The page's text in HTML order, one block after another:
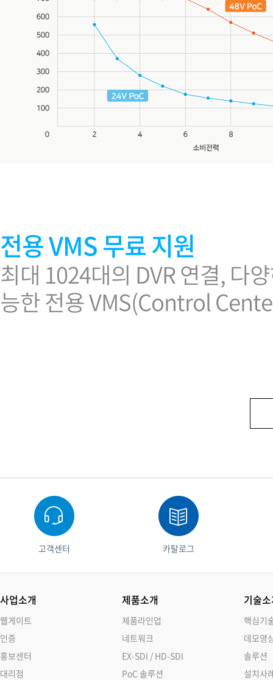
전용 VMS 무료 지원
최대 1024대의 DVR 연결, 다
능한 전용 VMS(Control
고객센터 카탈로그
사업소개
웹게이트
인증
홍보센터
대리점
제품소개
제품라인업
네트워크
EX-SDI / HD-SDI
PoC 솔루션
기술
핵심기
데모영
솔루션
설치사